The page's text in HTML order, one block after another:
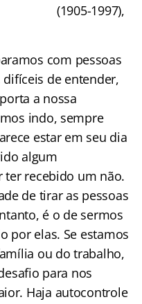
(1905-1997),
com pessoas
de entender,
a nossa
indo, sempre
estar em seu dia
algum
ter recebido um não.
de tirar as pessoas
é o de sermos
por elas. Se estamos
ou do trabalho,
para nos
Haja autocontrole